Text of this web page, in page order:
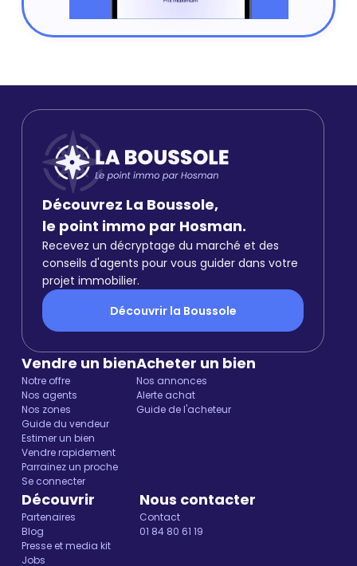
Découvrez La Boussole,
le point immo par Hosman.
Recevez un décryptage du marché et des
conseils d'agents pour vous guider dans votre
projet immobilier.
Découvrir la Boussole
Vendre un bien
Notre offre
Nos agents
Nos zones
Guide du vendeur
Estimer un bien
Vendre rapidement
Parrainez un proche
Se connecter
Acheter un bien
Nos annonces
Alerte achat
Guide de l'acheteur
Découvrir
Partenaires
Blog
Presse et media kit
Jobs
Nous contacter
Contact
01 84 80 61 19